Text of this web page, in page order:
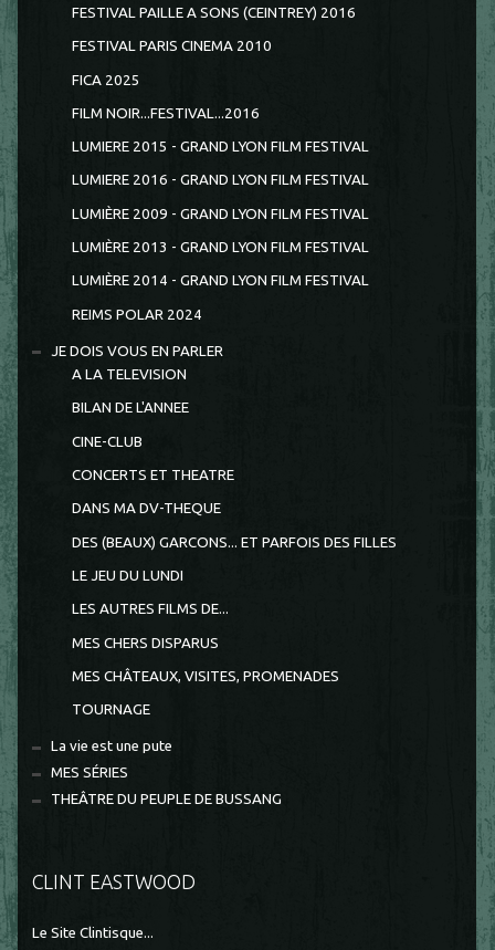
FESTIVAL PAILLE A SONS (CEINTREY) 2016
FESTIVAL PARIS CINEMA 2010
FICA 2025
FILM NOIR...FESTIVAL...2016
LUMIERE 2015 - GRAND LYON FILM FESTIVAL
LUMIERE 2016 - GRAND LYON FILM FESTIVAL
LUMIÈRE 2009 - GRAND LYON FILM FESTIVAL
LUMIÈRE 2013 - GRAND LYON FILM FESTIVAL
LUMIÈRE 2014 - GRAND LYON FILM FESTIVAL
REIMS POLAR 2024
JE DOIS VOUS EN PARLER
A LA TELEVISION
BILAN DE L'ANNEE
CINE-CLUB
CONCERTS ET THEATRE
DANS MA DV-THEQUE
DES (BEAUX) GARCONS... ET PARFOIS DES FILLES
LE JEU DU LUNDI
LES AUTRES FILMS DE...
MES CHERS DISPARUS
MES CHÂTEAUX, VISITES, PROMENADES
TOURNAGE
La vie est une pute
MES SÉRIES
THEÂTRE DU PEUPLE DE BUSSANG
CLINT EASTWOOD
Le Site Clintisque...